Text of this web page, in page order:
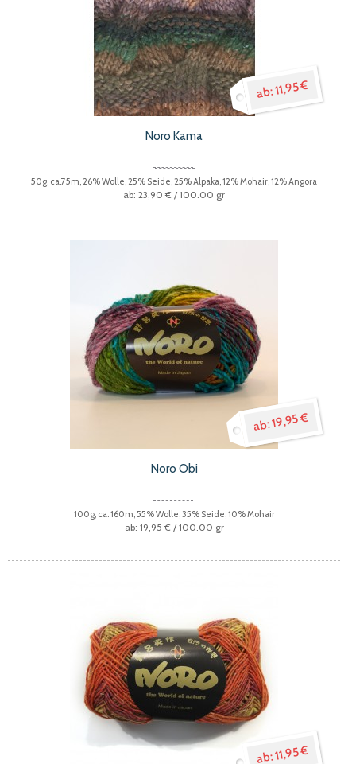
11,95 €
Noro Kama
50g, ca.75m, 26% Wolle, 25% Seide, 25% Alpaka, 12% Mohair, 12% Angora
23,90 € / 100.00 gr
19,95 €
Noro Obi
100g, ca. 160m, 55% Wolle, 35% Seide, 10% Mohair
19,95 € / 100.00 gr
11,95 €